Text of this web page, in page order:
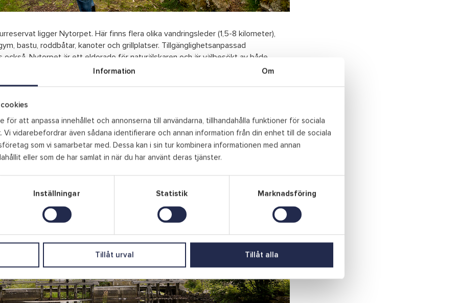
Information Om
för att anpassa innehållet och annonserna till användarna, tillhandahålla funktioner för sociala
Vi vidarebefordrar även sådana identifierare och annan information från din enhet till de sociala
som vi samarbetar med. Dessa kan i sin tur kombinera informationen med annan
eller som de har samlat in när du har använt deras tjänster.
Inställningar Statistik Marknadsföring
Tillåt urval Tillåt alla
ligger Nytorpet. Här finns flera olika vandringsleder (1,5-8 kilometer),
bastu, roddbåtar, kanoter och grillplatser. Tillgänglighetsanpassad
också. Nytorpet är ett eldorado för naturälskaren och är välbesökt av både
I närheten ligger Långasjönäs camping där du kan hyra stugor eller
väl värda ett besök, framförallt pappersbruket. Pappersbruket passeras på
Långasjönäs naturreservat ligger cirka 10 kilometer norr om Karlshamns
härifrån ligger Taraps jättegrytor, se mer information nedan.
N 56°15’02” E 14°51’06
N 56°13’55″E 14°51’36”